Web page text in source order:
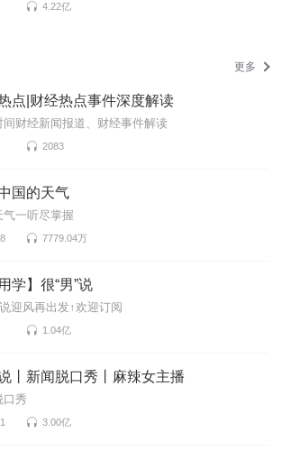
4.22亿
更多
点|财经热点事件深度解读
间财经新闻报道、财经事件解读
2083
国的天气
气一听尽掌握
7779.04万
学】很“男”说
说迎风再出发↑欢迎订阅
1.04亿
丨新闻脱口秀丨麻辣女主播
口秀
3.00亿